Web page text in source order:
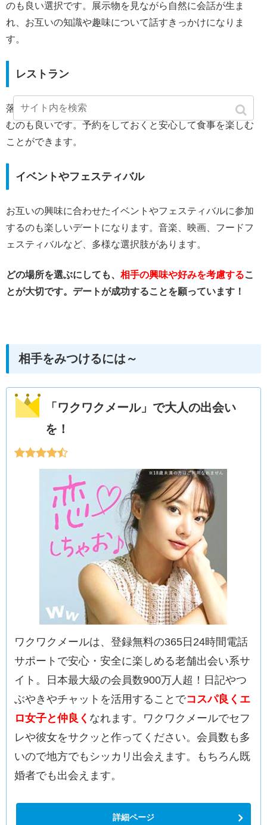
のも良い選択です。展示物を見ながら自然に会話が生ま
れ、お互いの知識や趣味について話すきっかけになりま
す。
レストラン
落ち着いた雰囲気のレストランでランチやディナーを楽し
むのも良いです。予約をしておくと安心して食事を楽しむ
ことができます。
イベントやフェスティバル
お互いの興味に合わせたイベントやフェスティバルに参加
するのも楽しいデートになります。音楽、映画、フードフ
ェスティバルなど、多様な選択肢があります。
どの場所を選ぶにしても、 相手の興味や好みを考慮するこ
とが大切です。デートが成功することを願っています！
相手をみつけるには～
「ワクワクメール」で大人の出会い
を！
ワクワクメールは、登録無料の365日24時間電話
サポートで安心・安全に楽しめる老舗出会い系サ
イト。日本最大級の会員数900万人超！日記やつ
ぶやきやチャットを活用することでコスパ良くエ
ロ女子と仲良く なれます。ワクワクメールでセフ
レや彼女をサクッと作ってください。会員数も多
いので地方でもシッカリ出会えます。もちろん既
婚者でも出会えます。
詳細ページ